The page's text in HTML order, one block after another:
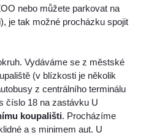
nebo můžete parkovat na
je tak možné procházku spojit
Vydáváme se z městské
(v blízkosti je několik
z centrálního terminálu
číslo 18 na zastávku U
koupališti. Procházíme
a s minimem aut. U